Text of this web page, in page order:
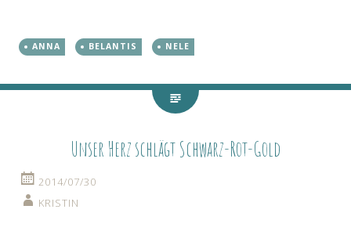
ANNA BELANTIS NELE
Unser Herz schlägt Schwarz-Rot-Gold
2014/07/30
KRISTIN